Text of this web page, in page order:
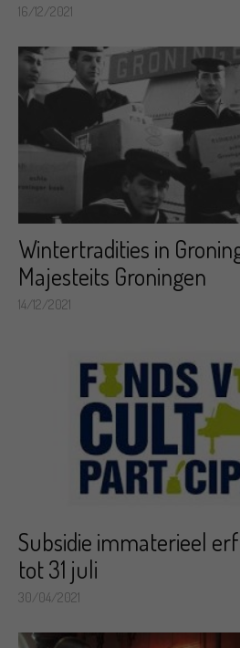
16/12/2021
Wintertradities in
Majesteits Groningen
14/12/2021
Subsidie immaterieel
tot 31 juli
30/04/2021